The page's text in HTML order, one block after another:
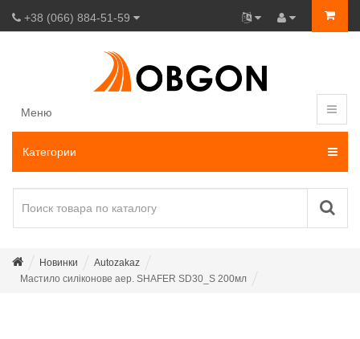
+38 (066) 884-51-59
Меню
Категории
Новинки
Autozakaz
Мастило силіконове аер. SHAFER SD30_S 200мл